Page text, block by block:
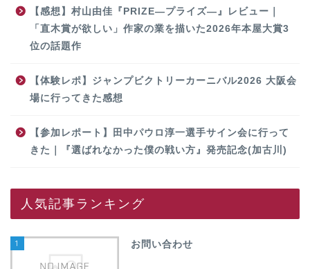
【感想】村山由佳『PRIZE―プライズ―』レビュー｜
「直木賞が欲しい」作家の業を描いた2026年本屋大賞3
位の話題作
【体験レポ】ジャンプビクトリーカーニバル2026 大阪会
場に行ってきた感想
【参加レポート】田中パウロ淳一選手サイン会に行って
きた｜『選ばれなかった僕の戦い方』発売記念(加古川)
人気記事ランキング
1 お問い合わせ